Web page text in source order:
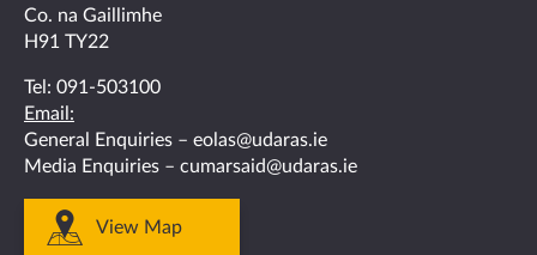
Co. na Gaillimhe
H91 TY22
Tel: 091-503100
Email:
General Enquiries – eolas@udaras.ie
Media Enquiries – cumarsaid@udaras.ie
View Map